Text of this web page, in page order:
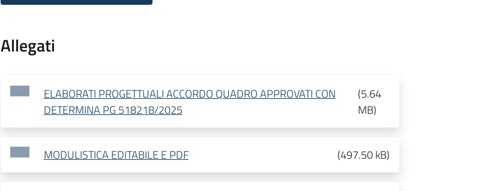
Allegati
ELABORATI PROGETTUALI ACCORDO QUADRO APPROVATI CON
DETERMINA PG 518218/2025
(5.64
MB)
MODULISTICA EDITABILE E PDF (497.50 kB)